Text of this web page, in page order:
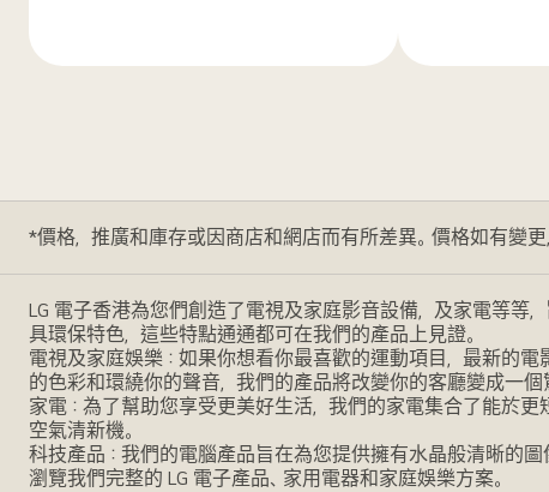
*價格，推廣和庫存或因商店和網店而有所差異。價格如有變
LG 電子香港為您們創造了電視及家庭影音設備，及家電等等
具環保特色，這些特點通通都可在我們的產品上見證。
電視及家庭娛樂：如果你想看你最喜歡的運動項目，最新的
的色彩和環繞你的聲音，我們的產品將改變你的客廳變成一個
家電：為了幫助您享受更美好生活，我們的家電集合了能於
空氣清新機。
科技產品：我們的電腦產品旨在為您提供擁有水晶般清晰的
瀏覽我們完整的 LG 電子產品、家用電器和家庭娛樂方案。